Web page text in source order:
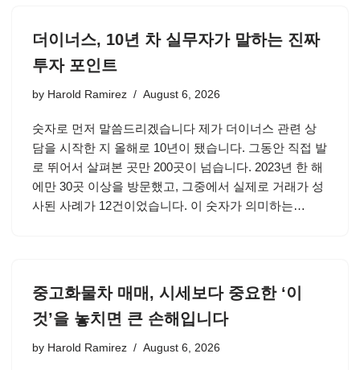
더이너스, 10년 차 실무자가 말하는 진짜
투자 포인트
by Harold Ramirez August 6, 2026
숫자로 먼저 말씀드리겠습니다 제가 더이너스 관련 상
담을 시작한 지 올해로 10년이 됐습니다. 그동안 직접 발
로 뛰어서 살펴본 곳만 200곳이 넘습니다. 2023년 한 해
에만 30곳 이상을 방문했고, 그중에서 실제로 거래가 성
사된 사례가 12건이었습니다. 이 숫자가 의미하는…
중고화물차 매매, 시세보다 중요한 ‘이
것’을 놓치면 큰 손해입니다
by Harold Ramirez August 6, 2026